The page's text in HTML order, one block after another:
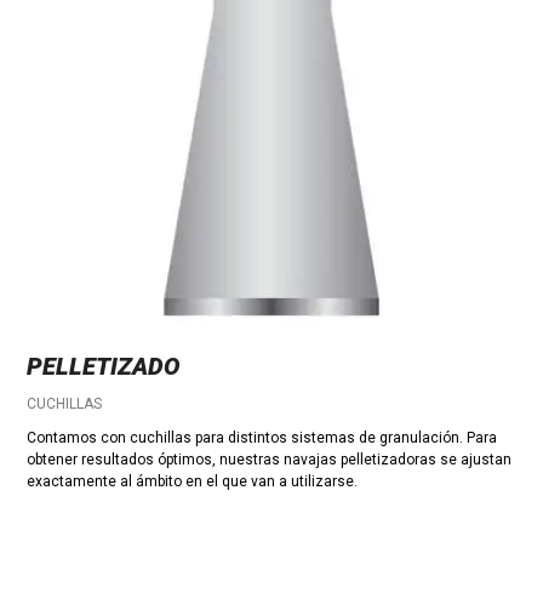
PELLETIZADO
CUCHILLAS
Contamos con cuchillas para distintos sistemas de granulación. Para
obtener resultados óptimos, nuestras navajas pelletizadoras se ajustan
exactamente al ámbito en el que van a utilizarse.